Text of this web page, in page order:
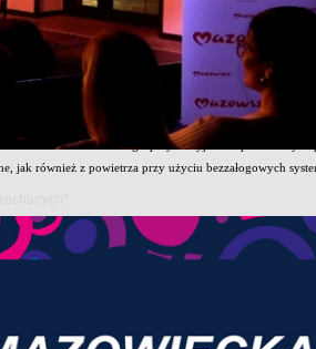
gdzie doskonalono umiejętności indywidualne i
państwa. Żołnierze zabezpieczali
ochrony głównego ujęcia wody oraz Krajowego
i izolowanie grup dywersyjno-rozpoznawczych
jak również z powietrza przy użyciu bezzałogowych
służbami mundurowymi oraz administracją publiczną.
zabezpieczenie szpitala pozbawionego zasilania oraz
rozbudowę fortyfikacyjną terenu, wykonanie rowu